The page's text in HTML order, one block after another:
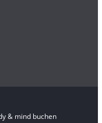
& mind buchen